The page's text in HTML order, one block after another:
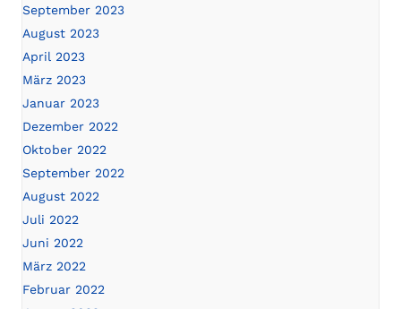
September 2023
August 2023
April 2023
März 2023
Januar 2023
Dezember 2022
Oktober 2022
September 2022
August 2022
Juli 2022
Juni 2022
März 2022
Februar 2022